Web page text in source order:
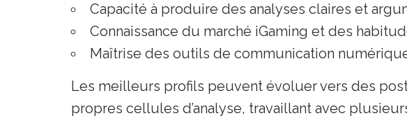
Capacité à produire des analyses claires et
Connaissance du marché iGaming et des
Maîtrise des outils de communication
Les meilleurs profils peuvent évoluer vers des
propres cellules d’analyse, travaillant avec